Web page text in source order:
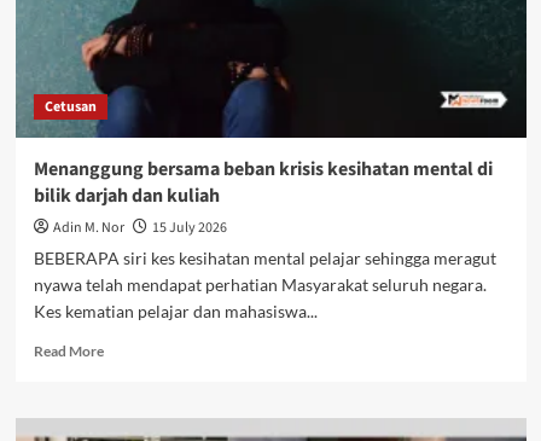
Cetusan
Menanggung bersama beban krisis kesihatan mental di
bilik darjah dan kuliah
Adin M. Nor
15 July 2026
BEBERAPA siri kes kesihatan mental pelajar sehingga meragut
nyawa telah mendapat perhatian Masyarakat seluruh negara.
Kes kematian pelajar dan mahasiswa...
Read More